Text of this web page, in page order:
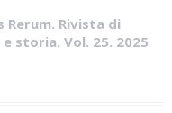
Rerum. Rivista di
storia. Vol. 25. 2025